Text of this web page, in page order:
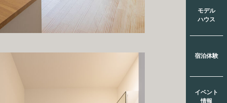
モデル
ハウス
宿泊体験
イベント
情報